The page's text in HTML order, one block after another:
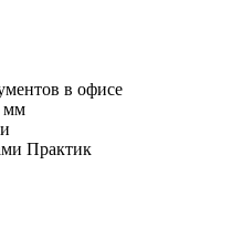
в офисе
мм
Практик